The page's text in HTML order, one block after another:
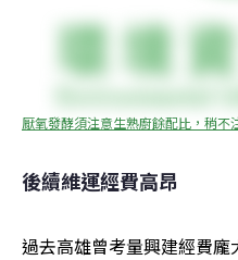
厭氧發酵須注意生熟廚餘配比，稍不
後續維運經費高昂
過去高雄曾考量興建經費龐